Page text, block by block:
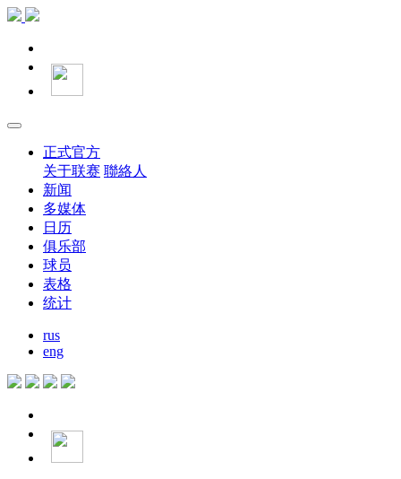
正式官方
关于联赛 聯絡人
新闻
多媒体
日历
俱乐部
球员
表格
统计
rus
eng